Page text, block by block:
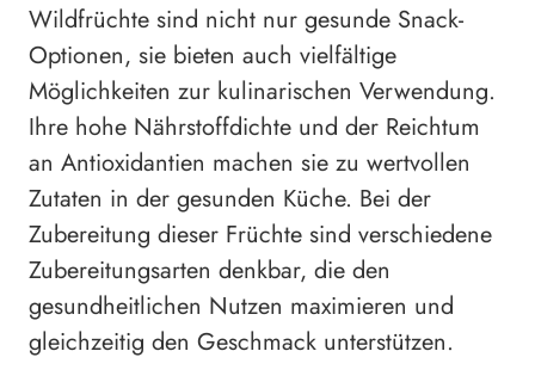
Wildfrüchte sind nicht nur gesunde Snack-
Optionen, sie bieten auch vielfältige
Möglichkeiten zur kulinarischen Verwendung.
Ihre hohe Nährstoffdichte und der Reichtum
an Antioxidantien machen sie zu wertvollen
Zutaten in der gesunden Küche. Bei der
Zubereitung dieser Früchte sind verschiedene
Zubereitungsarten denkbar, die den
gesundheitlichen Nutzen maximieren und
gleichzeitig den Geschmack unterstützen.